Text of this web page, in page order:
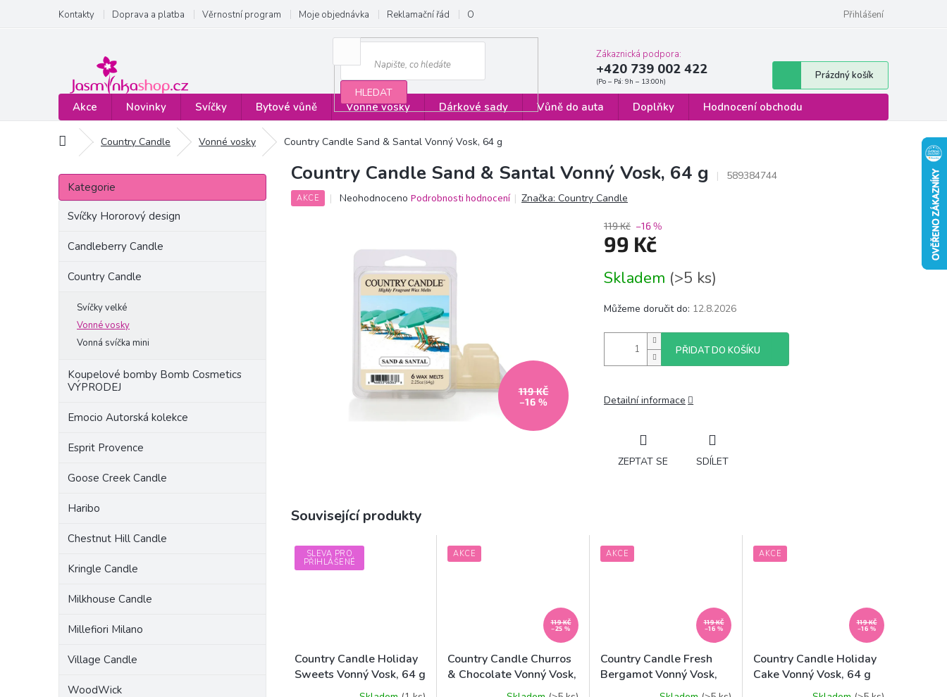
obsah
Kontakty Doprava a platba Věrnostní program Moje objednávka Reklamační řád Obchodní podmínky Formulář pro odstoupení od smlouvy
Přihlášení
HLEDAT
Zákaznická podpora:
+420 739 002 422
Nákupní
košík
Prázdný košík
Akce Novinky Svíčky Bytové vůně Vonné vosky Dárkové sady Vůně do auta Doplňky Hodnocení obchodu
Domů Country Candle Vonné vosky Country Candle Sand & Santal Vonný Vosk, 64 g
P
s
Přeskočit
kategorie
Kategorie
Svíčky Hororový design
Candleberry Candle
Country Candle
Svíčky velké
Vonné vosky
Vonná svíčka mini
Koupelové bomby Bomb Cosmetics
VÝPRODEJ
Emocio Autorská kolekce
Esprit Provence
Goose Creek Candle
Haribo
Chestnut Hill Candle
Kringle Candle
Milkhouse Candle
Millefiori Milano
Village Candle
WoodWick
Country Candle Sand & Santal Vonný Vosk, 64 g 589384744
AKCE
Průměrné
hvězdiček.
Neohodnoceno Podrobnosti hodnocení Značka:Country Candle
119 KČ
–16 %
119 Kč –16 %
99 Kč
cena:
Skladem (>5 ks)
Můžeme doručit do: 12.8.2026
PŘIDAT DO KOŠÍKU
Detailní informace
ZEPTAT SE SDÍLET
Související produkty
SLEVA PRO
PŘIHLÁŠENÉ
Country Candle Holiday
Sweets Vonný Vosk, 64 g
AKCE
119 KČ
–25 %
Country Candle Churros
& Chocolate Vonný Vosk,
AKCE
119 KČ
–16 %
Country Candle Fresh
Bergamot Vonný Vosk,
AKCE
119 KČ
–16 %
Country Candle Holiday
Cake Vonný Vosk, 64 g